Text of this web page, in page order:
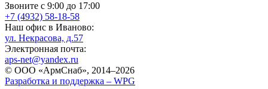
Звоните с 9:00 до 17:00
+7 (4932) 58-18-58
Наш офис в Иваново:
ул. Некрасова, д.57
Электронная почта:
aps-net@yandex.ru
© ООО «АрмСнаб», 2014–2026
Разработка и поддержка – WPG